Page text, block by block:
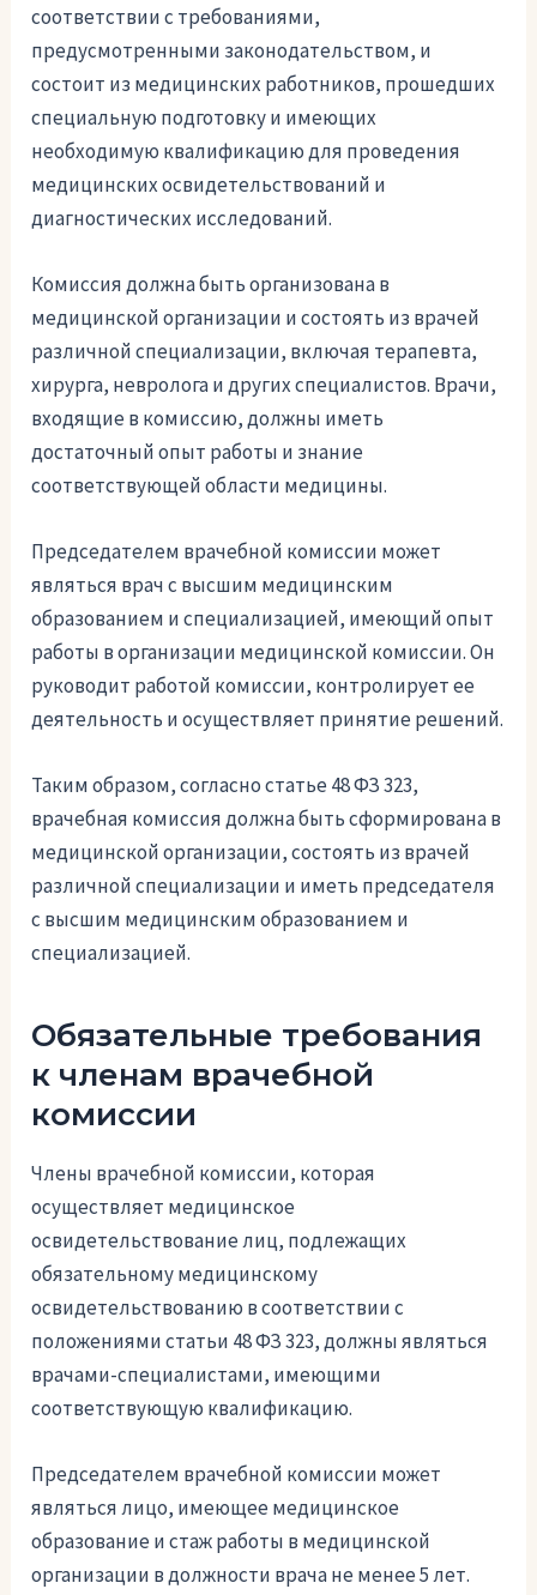
соответствии с требованиями,
предусмотренными законодательством, и
состоит из медицинских работников, прошедших
специальную подготовку и имеющих
необходимую квалификацию для проведения
медицинских освидетельствований и
диагностических исследований.
Комиссия должна быть организована в
медицинской организации и состоять из врачей
различной специализации, включая терапевта,
хирурга, невролога и других специалистов. Врачи,
входящие в комиссию, должны иметь
достаточный опыт работы и знание
соответствующей области медицины.
Председателем врачебной комиссии может
являться врач с высшим медицинским
образованием и специализацией, имеющий опыт
работы в организации медицинской комиссии. Он
руководит работой комиссии, контролирует ее
деятельность и осуществляет принятие решений.
Таким образом, согласно статье 48 ФЗ 323,
врачебная комиссия должна быть сформирована в
медицинской организации, состоять из врачей
различной специализации и иметь председателя
с высшим медицинским образованием и
специализацией.
Обязательные требования
к членам врачебной
комиссии
Члены врачебной комиссии, которая
осуществляет медицинское
освидетельствование лиц, подлежащих
обязательному медицинскому
освидетельствованию в соответствии с
положениями статьи 48 ФЗ 323, должны являться
врачами-специалистами, имеющими
соответствующую квалификацию.
Председателем врачебной комиссии может
являться лицо, имеющее медицинское
образование и стаж работы в медицинской
организации в должности врача не менее 5 лет.